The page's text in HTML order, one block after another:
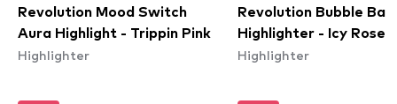
Revolution Mood Switch
Aura Highlight - Trippin Pink
Highlighter
Revolution Bubble
Highlighter - Icy Rose
Highlighter